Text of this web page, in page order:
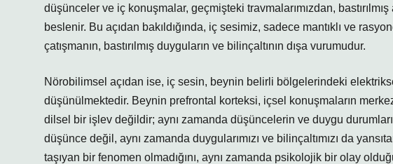
düşünceler ve iç konuşmalar, geçmişteki travmalarımızdan,
beslenir. Bu açıdan bakıldığında, iç sesimiz, sadece mantıklı ve
çatışmanın, bastırılmış duyguların ve bilinçaltının dışa vurumudur.
Nörobilimsel açıdan ise, iç sesin, beynin belirli bölgelerindeki
düşünülmektedir. Beynin prefrontal korteksi, içsel konuşmaların
dilsel bir işlev değildir; aynı zamanda düşüncelerin ve duygu
düşünce değil, aynı zamanda duygularımızı ve bilinçaltımızı da
taşıyan bir fenomen olmadığını, aynı zamanda psikolojik bir olay